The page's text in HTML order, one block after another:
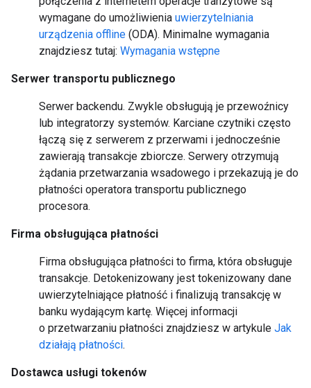
wymagane do umożliwienia uwierzytelniania
urządzenia offline (ODA). Minimalne wymagania
znajdziesz tutaj: Wymagania wstępne
Serwer transportu publicznego
Serwer backendu. Zwykle obsługują je przewoźnicy
lub integratorzy systemów. Karciane czytniki często
łączą się z serwerem z przerwami i jednocześnie
zawierają transakcje zbiorcze. Serwery otrzymują
żądania przetwarzania wsadowego i przekazują je do
płatności operatora transportu publicznego
procesora.
Firma obsługująca płatności
Firma obsługująca płatności to firma, która obsługuje
transakcje. Detokenizowany jest tokenizowany dane
uwierzytelniające płatność i finalizują transakcję w
banku wydającym kartę. Więcej informacji
o przetwarzaniu płatności znajdziesz w artykule Jak
działają płatności.
Dostawca usługi tokenów